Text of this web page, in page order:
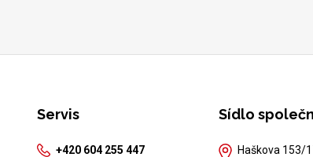
Servis
+420 604 255 447
Sídlo
Haškova 153/